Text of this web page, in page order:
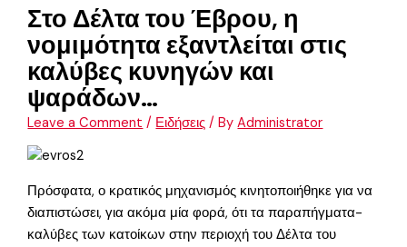
Στο Δέλτα του Έβρου, η
νομιμότητα εξαντλείται στις
καλύβες κυνηγών και
ψαράδων…
Leave a Comment / Ειδήσεις / ByAdministrator
Πρόσφατα, ο κρατικός μηχανισμός κινητοποιήθηκε για να
διαπιστώσει, για ακόμα μία φορά, ότι τα παραπήγματα-
καλύβες των κατοίκων στην περιοχή του Δέλτα του